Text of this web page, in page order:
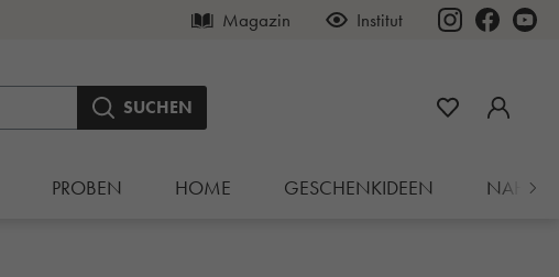
Magazin Institut
SUCHEN
PROBEN HOME GESCHENKIDEEN